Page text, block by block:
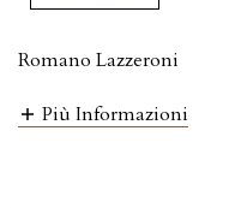
Romano Lazzeroni
Più Informazioni